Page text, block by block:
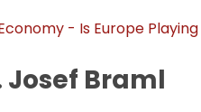
- Is Europe Playing
Josef Braml